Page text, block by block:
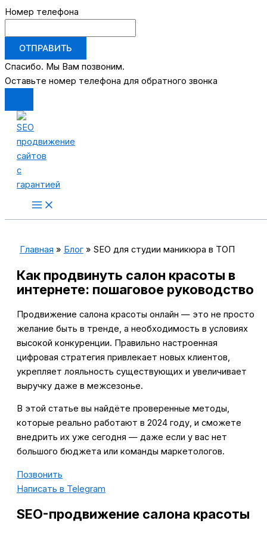
Номер телефона
ОТПРАВИТЬ
Спасибо. Мы Вам позвоним.
Оставьте номер телефона для обратного звонка
Перейти
содержимому
Main
Menu
Главная Блог SEO для студии маникюра в ТОП
Как продвинуть салон красоты в
интернете: пошаговое руководство
Продвижение салона красоты онлайн — это не просто
желание быть в тренде, а необходимость в условиях
высокой конкуренции. Правильно настроенная
цифровая стратегия привлекает новых клиентов,
укрепляет лояльность существующих и увеличивает
выручку даже в межсезонье.
В этой статье вы найдёте проверенные методы,
которые реально работают в 2024 году, и сможете
внедрить их уже сегодня — даже если у вас нет
большого бюджета или команды маркетологов.
Позвонить
Написать в Telegram
SEO-продвижение салона красоты